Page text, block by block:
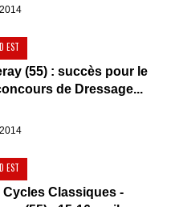
EST
(55) : succès pour le
de Dressage...
EST
Cycles Classiques -